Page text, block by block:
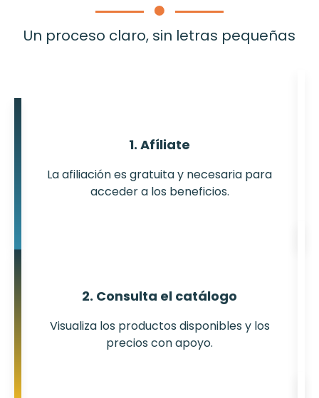
Un proceso claro, sin letras pequeñas
1. Afíliate
La afiliación es gratuita y necesaria para
acceder a los beneficios.
2. Consulta el catálogo
Visualiza los productos disponibles y los
precios con apoyo.